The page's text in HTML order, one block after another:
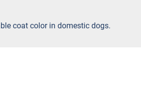
coat color in domestic dogs.